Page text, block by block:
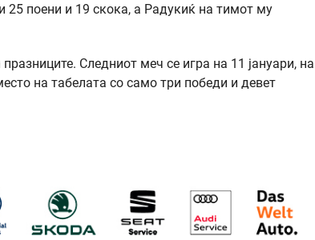
25 поени и 19 скока, а Радукиќ на тимот му
Следниот меч се игра на 11 јануари, на
на табелата со само три победи и девет